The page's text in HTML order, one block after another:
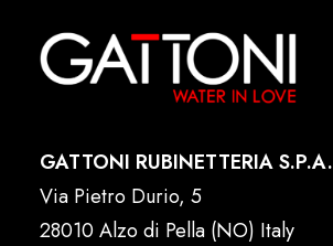
GATTONI RUBINETTERIA S.P.A.
Via Pietro Durio, 5
28010 Alzo di Pella (NO) Italy